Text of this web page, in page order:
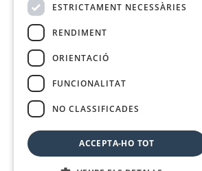
ESTRICTAMENT NECESSÀRIES
RENDIMENT
ORIENTACIÓ
FUNCIONALITAT
NO CLASSIFICADES
ACCEPTA-HO TOT